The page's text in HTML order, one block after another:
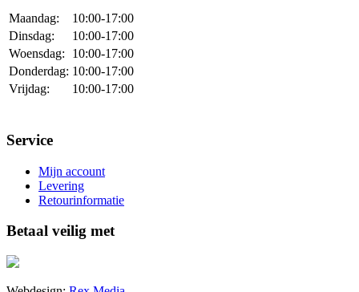
Maandag:
10:00-17:00
Dinsdag:
10:00-17:00
Woensdag:
10:00-17:00
Donderdag: 10:00-17:00
Vrijdag:
10:00-17:00
Service
Mijn account
Levering
Retourinformatie
Betaal veilig met